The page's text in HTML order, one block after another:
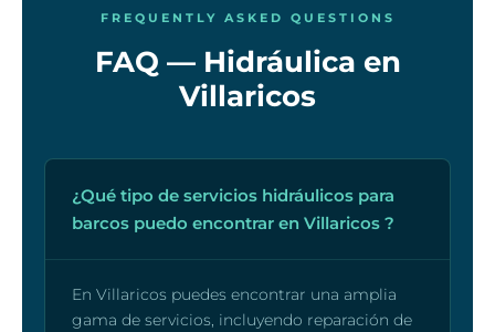
FREQUENTLY ASKED QUESTIONS
FAQ — Hidráulica en
Villaricos
¿Qué tipo de servicios hidráulicos para
barcos puedo encontrar en Villaricos ?
En Villaricos puedes encontrar una amplia
gama de servicios, incluyendo reparación de